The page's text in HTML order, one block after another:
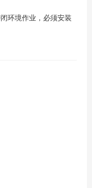
环境作业，必须安装